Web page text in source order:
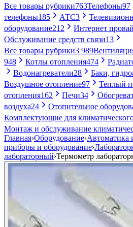
Все товары рубрики763Телефоны97
телефоны185 АТС3
оборудование212 Интернет
Обслуживание средств связи13
Все товары рубрики3 989
948
Котлы отопления474
Водонагреватели28 Баки,
Воздушное отопление97
Теплый
отопления162 Печи34
воздуха24 Отопительное
Комплектующие для
Монтаж и обслуживание
Главная›Оборудование›
приборы и оборудование›
лабораторный›Термометр